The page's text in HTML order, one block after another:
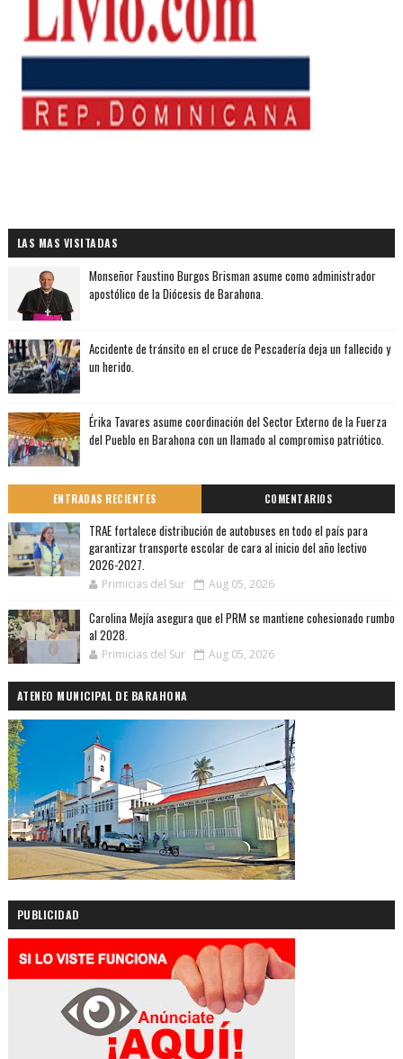
LAS MAS VISITADAS
Monseñor Faustino Burgos Brisman asume como administrador
apostólico de la Diócesis de Barahona.
Accidente de tránsito en el cruce de Pescadería deja un fallecido y
un herido.
Érika Tavares asume coordinación del Sector Externo de la Fuerza
del Pueblo en Barahona con un llamado al compromiso patriótico.
ENTRADAS RECIENTES COMENTARIOS
TRAE fortalece distribución de autobuses en todo el país para
garantizar transporte escolar de cara al inicio del año lectivo
2026-2027.
Primicias del Sur Aug 05, 2026
Carolina Mejía asegura que el PRM se mantiene cohesionado rumbo
al 2028.
Primicias del Sur Aug 05, 2026
ATENEO MUNICIPAL DE BARAHONA
PUBLICIDAD